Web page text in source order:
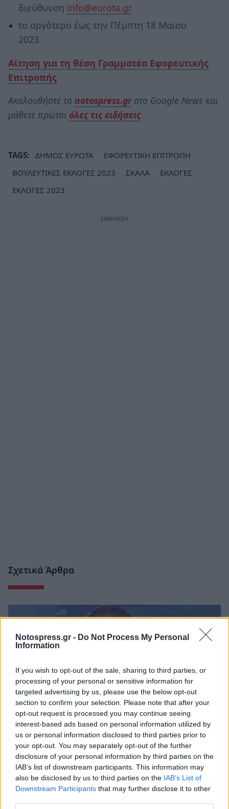
Notospress.gr - Do Not Process My Personal
Information
If you wish to opt-out of the sale, sharing to third parties, or
processing of your personal or sensitive information for
targeted advertising by us, please use the below opt-out
section to confirm your selection. Please note that after your
opt-out request is processed you may continue seeing
interest-based ads based on personal information utilized by
us or personal information disclosed to third parties prior to
your opt-out. You may separately opt-out of the further
disclosure of your personal information by third parties on the
IAB’s list of downstream participants. This information may
also be disclosed by us to third parties on the IAB’s List of
Downstream Participants that may further disclose it to other
διεύθυνση info@eurota.gr
το αργότερο έως την Πέμπτη 18 Μαϊου
2023.
Αίτηση για τη θέση Γραμματέα Εφορευτικής
Επιτροπής
Ακολουθήστε το notospress.grστο Google News και
μάθετε πρώτοι όλες τις ειδήσεις
TAGS: ΔΗΜΟΣ ΕΥΡΩΤΑ
ΕΦΟΡΕΥΤΙΚΗ ΕΠΙΤΡΟΠΗ
ΒΟΥΛΕΥΤΙΚΕΣ ΕΚΛΟΓΕΣ 2023
ΣΚΑΛΑ
ΕΚΛΟΓΕΣ
ΕΚΛΟΓΕΣ 2023
Σχετικά Άρθρα
Λακωνία: Ο Δημήτρης Μανιατάκος ακούει
αλλά δεν μιλάει – Θα είναι υποψήφιος
δήμαρχος Ευρώτα;
06/08/2026 13:10